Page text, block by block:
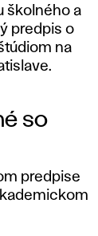
školného a
predpis o
na
so
predpise